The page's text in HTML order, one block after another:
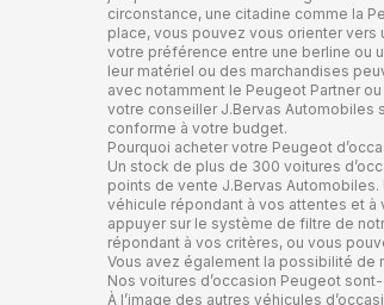
circonstance, une citadine comme la
place, vous pouvez vous orienter
votre préférence entre une berline ou
leur matériel ou des marchandises
avec notamment le Peugeot Partner
votre conseiller J.Bervas Automobiles
conforme à votre budget.
Pourquoi acheter votre Peugeot
Un stock de plus de 300 voitures
points de vente J.Bervas
véhicule répondant à vos attentes et
appuyer sur le système de filtre de
répondant à vos critères, ou vous
Vous avez également la possibilité de
Nos voitures d’occasion Peugeot
À l’image des autres véhicules